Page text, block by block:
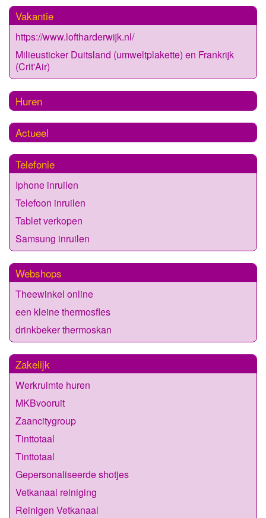
Vakantie
https://www.loftharderwijk.nl/
Milieusticker Duitsland (umweltplakette) en Frankrijk
(Crit'Air)
Huren
Actueel
Telefonie
Iphone inruilen
Telefoon inruilen
Tablet verkopen
Samsung inruilen
Webshops
Theewinkel online
een kleine thermosfles
drinkbeker thermoskan
Zakelijk
Werkruimte huren
MKBvooruit
Zaancitygroup
Tinttotaal
Tinttotaal
Gepersonaliseerde shotjes
Vetkanaal reiniging
Reinigen Vetkanaal